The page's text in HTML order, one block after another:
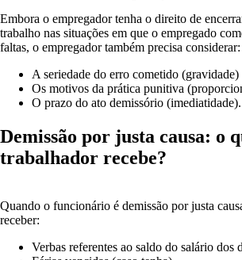
Embora o empregador tenha o direito de
trabalho nas situações em que o empregado
faltas, o empregador também precisa considerar:
A seriedade do erro cometido (gravidade)
Os motivos da prática punitiva
O prazo do ato demissório (imediatidade).
Demissão por justa causa: o
trabalhador recebe?
Quando o funcionário é demissão por justa
receber:
Verbas referentes ao saldo do salário dos